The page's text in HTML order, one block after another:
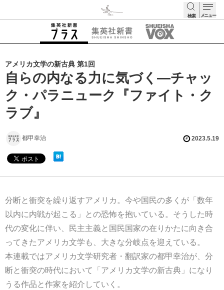
検索 メニュー
アメリカ文学の新古典 第1回
自らの内なる力に気づく―チャッ
ク・パラニューク『ファイト・ク
ラブ』
都甲幸治 2023.5.19
分断と衝突を繰り返すアメリカ。今や国民の多くが「数年
以内に内戦が起こる」との恐怖を抱いている。そうした時
代の変化に伴い、民主主義と国民国家の在りかたに向き合
ってきたアメリカ文学も、大きな分岐点を迎えている。
本連載ではアメリカ文学研究者・翻訳家の都甲幸治が、分
断と衝突の時代において「アメリカ文学の新古典」になり
うる作品と作家を紹介していく。